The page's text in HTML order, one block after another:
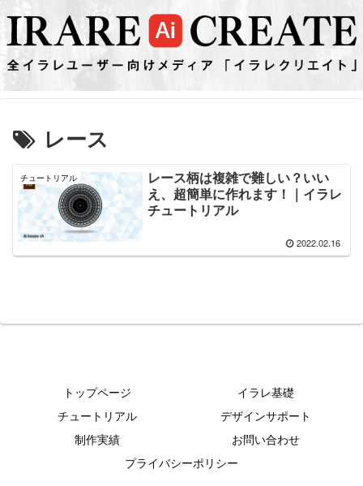
レース
チュートリアル
レース柄は複雑で難しい？いい
え、超簡単に作れます！｜イラレ
チュートリアル
2022.02.16
トップページ
イラレ基礎
チュートリアル
デザインサポート
制作実績
お問い合わせ
プライバシーポリシー